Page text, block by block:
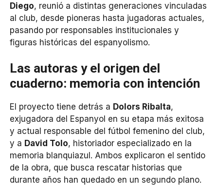
Diego, reunió a distintas generaciones vinculadas
al club, desde pioneras hasta jugadoras actuales,
pasando por responsables institucionales y
figuras históricas del espanyolismo.
Las autoras y el origen del
cuaderno: memoria con intención
El proyecto tiene detrás a Dolors Ribalta,
exjugadora del Espanyol en su etapa más exitosa
y actual responsable del fútbol femenino del club,
y a David Tolo, historiador especializado en la
memoria blanquiazul. Ambos explicaron el sentido
de la obra, que busca rescatar historias que
durante años han quedado en un segundo plano.